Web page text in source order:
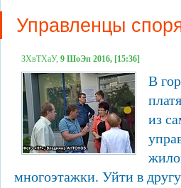
Управленцы
ЗХвТХаУ, 9 ШоЭп 2016, [15:36]
В
из
многоэтажки. Уйти в